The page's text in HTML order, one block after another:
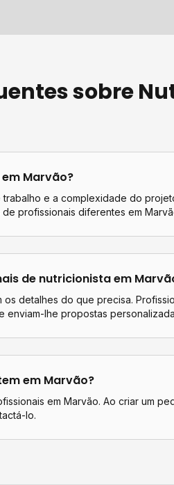
sobre
em Marvão?
e a complexidade do
profissionais diferentes em
de nutricionistaem
detalhes do que precisa.
enviam-lhe propostas
em Marvão?
em Marvão. Ao criar um
lo.